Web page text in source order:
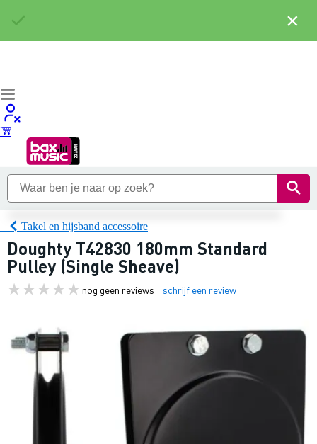
Takel en hijsband accessoire
Doughty T42830 180mm Standard
Pulley (Single Sheave)
nog geen reviews schrijf een review
×